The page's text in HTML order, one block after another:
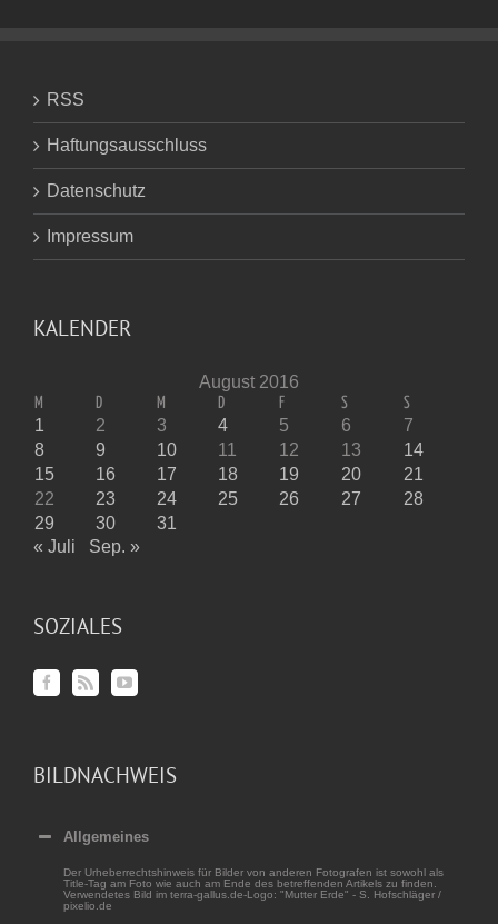
RSS
Haftungsausschluss
Datenschutz
Impressum
KALENDER
August 2016
M D M D F S S
1 2 3 4 5 6
7
8
9 10 11 12 13
14
15
16 17 18 19 20
21
22
23 24 25 26 27
28
29
30
31
« Juli
Sep. »
SOZIALES
BILDNACHWEIS
Allgemeines
Der Urheberrechtshinweis für Bilder von anderen Fotografen ist sowohl als
Title-Tag am Foto wie auch am Ende des betreffenden Artikels zu finden.
Verwendetes Bild im terra-gallus.de-Logo: "Mutter Erde" - S. Hofschläger /
pixelio.de